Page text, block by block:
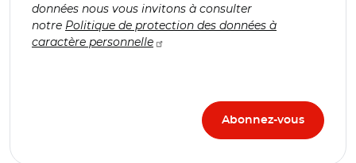
données nous vous invitons à consulter
notre Politique de protection des données à
caractère personnelle